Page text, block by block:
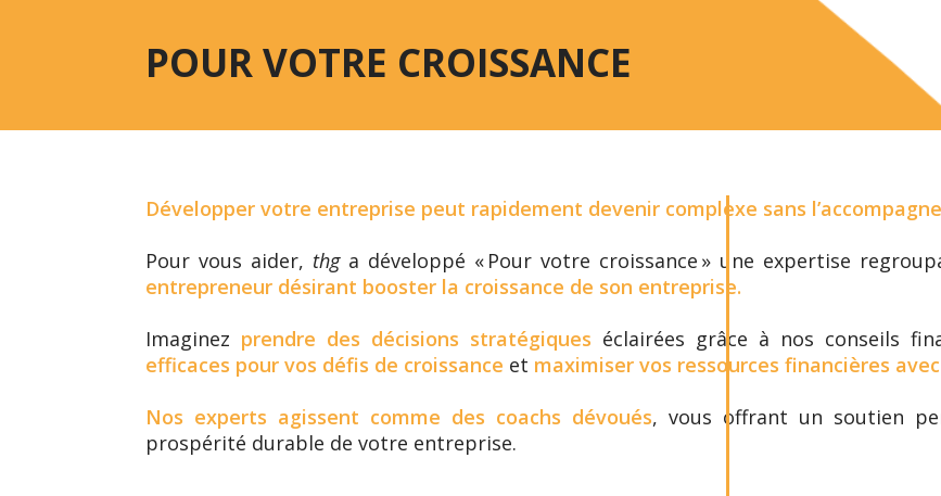
POUR VOTRE CROISSANCE
Développer votre entreprise peut rapidement devenir complexe sans
Pour vous aider, thga développé « Pour votre croissance » une expertise
entrepreneur désirant booster la croissance de son entreprise.
Imaginez prendre des décisions stratégiques éclairées grâce à nos conseils
efficaces pour vos défis de croissance et maximiser vos ressources financières
Nos experts agissent comme des coachs dévoués, vous offrant un soutien
prospérité durable de votre entreprise.